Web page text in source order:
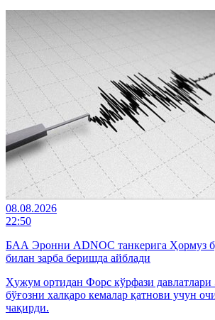
08.08.2026
22:50
БАА Эронни ADNOC танкерига Ҳормуз
билан зарба беришда айблади
Ҳужум ортидан Форс кўрфази давлатлари
бўғозни халқаро кемалар қатнови учун
чақирди.